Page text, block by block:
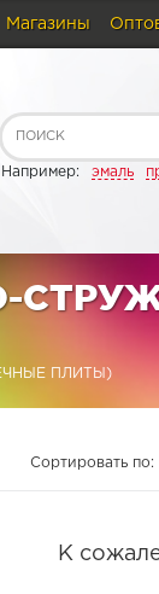
Магазины
Например: эмаль
ПЛИТЫ)
Сортировать по:
К